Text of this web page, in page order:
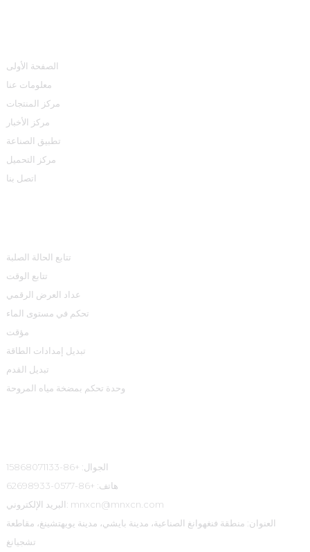
الصفحة الأولى
معلومات عنا
مركز المنتجات
مركز الأخبار
تطبيق الصناعة
مركز التحميل
اتصل بنا
تتابع الحالة الصلبة
تتابع الوقت
عداد العرض الرقمي
تحكم في مستوى الماء
مؤقت
تبديل إمدادات الطاقة
تبديل القدم
وحدة تحكم بمضخة مياه المروحة
الجوال: +86-15868071133
هاتف: +86-0577-62698933
البريد الإلكتروني: mnxcn@mnxcn.com
العنوان: منطقة فنغهوانغ الصناعية، مدينة بايشي، مدينة يويهتشينغ، مقاطعة
تشجيانغ